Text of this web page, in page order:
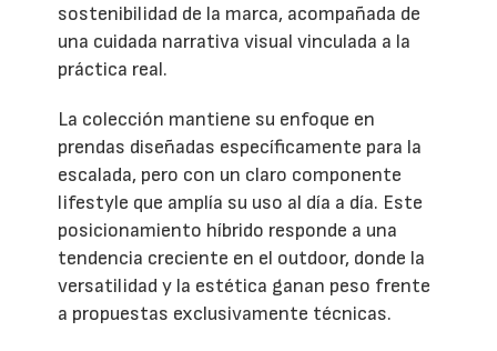
sostenibilidad de la marca, acompañada de
una cuidada narrativa visual vinculada a la
práctica real.
La colección mantiene su enfoque en
prendas diseñadas específicamente para la
escalada, pero con un claro componente
lifestyle que amplía su uso al día a día. Este
posicionamiento híbrido responde a una
tendencia creciente en el outdoor, donde la
versatilidad y la estética ganan peso frente
a propuestas exclusivamente técnicas.